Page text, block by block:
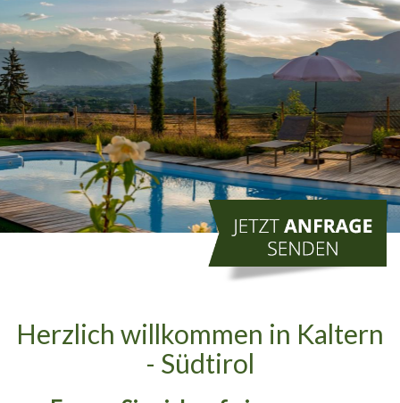
Herzlich willkommen in Kaltern
- Südtirol